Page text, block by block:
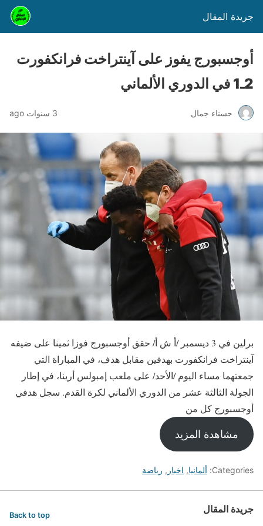
جريدة المقال
أوجسبورج يفوز على آينتراخت فرانكفورت
2ـ1 في الدوري الألماني
حسناء جمال 3 سنوات ago
برلين في 3 ديسمبر /أ ش أ/ حقق أوجسبورج فوزا ثمينا على ضيفه
آينتراخت فرانكفورت بهدفين مقابل هدف، في المباراة التي
جمعتهما مساء اليوم /الأحد/ على ملعب إمبولس أرينا، في إطار
الجولة الثالثة عشر من الدوري الألماني لكرة القدم. سجل هدفي
أوجسبورج كل من
مشاهدة المزيد
Categories: ألمانيا, اخبار , رياضة
جريدة المقال Back to top